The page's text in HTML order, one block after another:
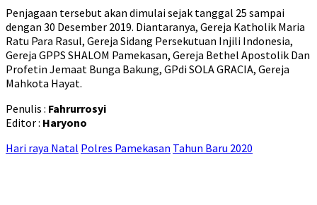
Penjagaan tersebut akan dimulai sejak tanggal 25 sampai
dengan 30 Desember 2019. Diantaranya, Gereja Katholik Maria
Ratu Para Rasul, Gereja Sidang Persekutuan Injili Indonesia,
Gereja GPPS SHALOM Pamekasan, Gereja Bethel Apostolik Dan
Profetin Jemaat Bunga Bakung, GPdi SOLA GRACIA, Gereja
Mahkota Hayat.
Penulis : Fahrurrosyi
Editor : Haryono
Hari raya Natal Polres Pamekasan Tahun Baru 2020